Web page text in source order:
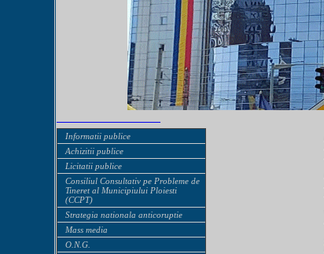
Informatii publice
Achizitii publice
Licitatii publice
Consiliul Consultativ pe Probleme de
Tineret al Municipiului Ploiesti
(CCPT)
Strategia nationala anticoruptie
Mass media
O.N.G.